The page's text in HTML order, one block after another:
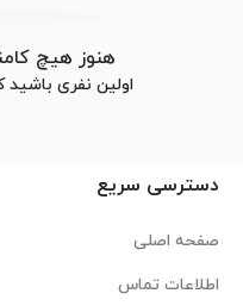
هنوز هیچ
اولین نفری باشید
دسترسی سریع
صفحه اصلی
اطلاعات تماس